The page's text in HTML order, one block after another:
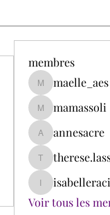
membres
maelle_aes
maelle_aes
mamassoli
mamassoli
annesacre
annesacre
therese.lasselle
isabelleracine
Voir tous les